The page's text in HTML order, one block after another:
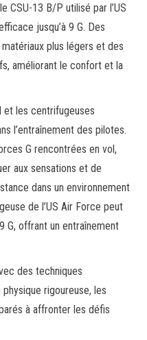
CSU-13 B/P utilisé par l’US
jusqu’à 9 G. Des
plus légers et des
améliorant le confort et la
et les centrifugeuses
l’entraînement des pilotes.
G rencontrées en vol,
aux sensations et de
dans un environnement
de l’US Air Force peut
G, offrant un entraînement
des techniques
rigoureuse, les
à affronter les défis